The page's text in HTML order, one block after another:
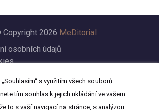
2026 MeDitorial
osobních údajů
s využitím všech souborů
tím souhlas k jejich ukládání ve vašem
to s vaší navigací na stránce, s analýzou